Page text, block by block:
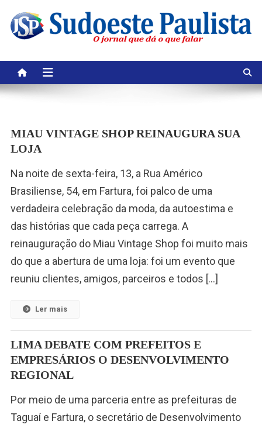
content
MIAU VINTAGE SHOP REINAUGURA SUA
LOJA
Na noite de sexta-feira, 13, a Rua Américo
Brasiliense, 54, em Fartura, foi palco de uma
verdadeira celebração da moda, da autoestima e
das histórias que cada peça carrega. A
reinauguração do Miau Vintage Shop foi muito mais
do que a abertura de uma loja: foi um evento que
reuniu clientes, amigos, parceiros e todos […]
Ler mais
LIMA DEBATE COM PREFEITOS E
EMPRESÁRIOS O DESENVOLVIMENTO
REGIONAL
Por meio de uma parceria entre as prefeituras de
Taguaí e Fartura, o secretário de Desenvolvimento